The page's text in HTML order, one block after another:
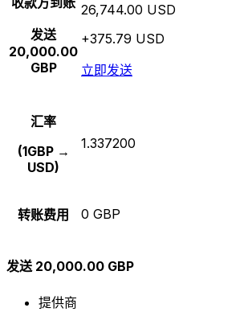
发送
20,000.00
GBP
26,744.00 USD
+375.79 USD
立即发送
汇率
(1GBP →
USD)
1.337200
转账费用 0 GBP
发送 20,000.00 GBP
提供商